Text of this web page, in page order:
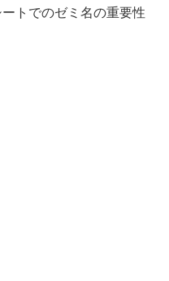
トでのゼミ名の重要性